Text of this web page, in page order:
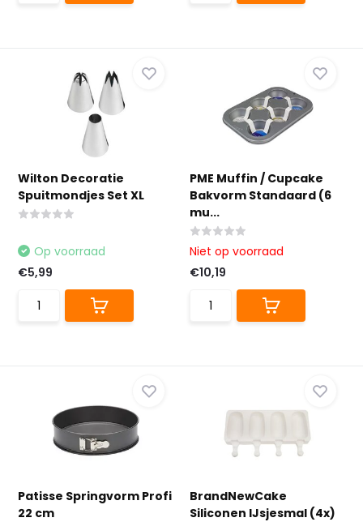
Wilton Decoratie
Spuitmondjes Set XL
Op voorraad
€5,99
PME Muffin / Cupcake
Bakvorm Standaard (6
mu...
Niet op voorraad
€10,19
Patisse Springvorm Profi
22 cm
BrandNewCake
Siliconen IJsjesmal (4x)